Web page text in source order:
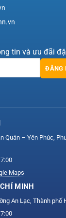
tin và ưu đãi
ĐĂNG
Quán – Yên Phúc,
Maps
MINH
An Lạc, Thành phố